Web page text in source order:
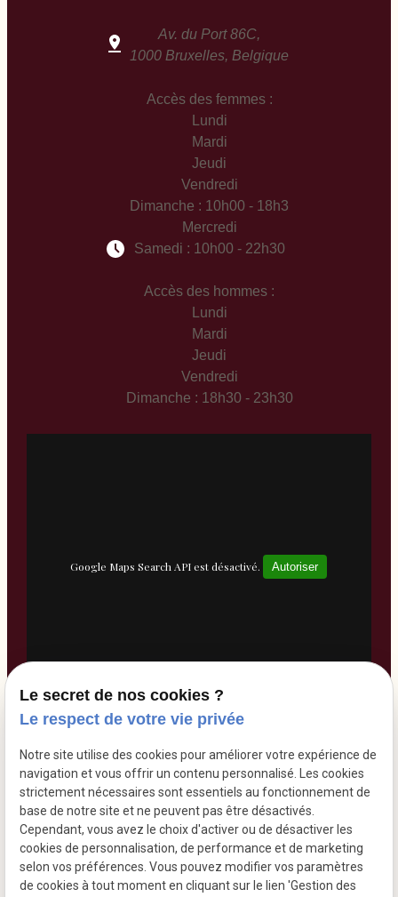
Av. du Port 86C,
1000 Bruxelles, Belgique
Accès des femmes :
Lundi
Mardi
Jeudi
Vendredi
Dimanche : 10h00 - 18h3
Mercredi
Samedi : 10h00 - 22h30
Accès des hommes :
Lundi
Mardi
Jeudi
Vendredi
Dimanche : 18h30 - 23h30
Google Maps Search API est désactivé. Autoriser
Mentions légales
Politique de
confidentialité
Gestion
des
TVA
Intracommunautaire :
BE0502554327
Le secret de nos cookies ?
Le respect de votre vie privée
Notre site utilise des cookies pour améliorer votre expérience de
navigation et vous offrir un contenu personnalisé. Les cookies
strictement nécessaires sont essentiels au fonctionnement de
base de notre site et ne peuvent pas être désactivés.
Cependant, vous avez le choix d'activer ou de désactiver les
cookies de personnalisation, de performance et de marketing
selon vos préférences. Vous pouvez modifier vos paramètres
de cookies à tout moment en cliquant sur le lien 'Gestion des